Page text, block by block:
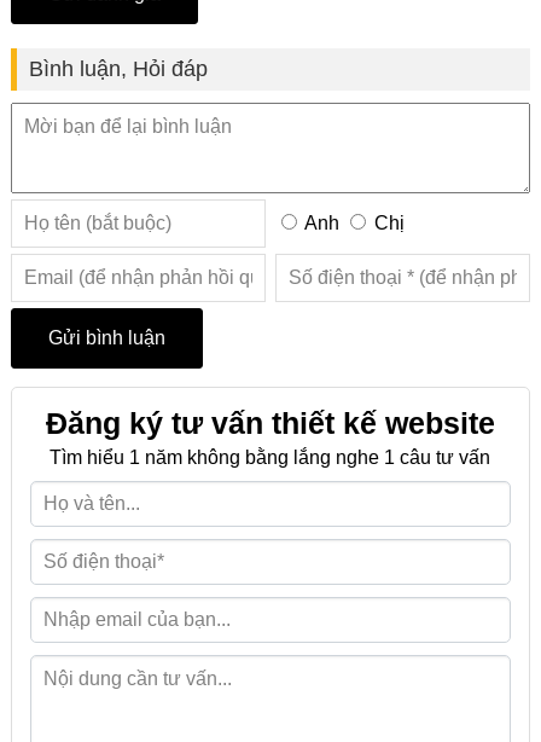
Bình luận, Hỏi đáp
Anh Chị
Đăng ký tư vấn thiết kế website
Tìm hiểu 1 năm không bằng lắng nghe 1 câu tư vấn